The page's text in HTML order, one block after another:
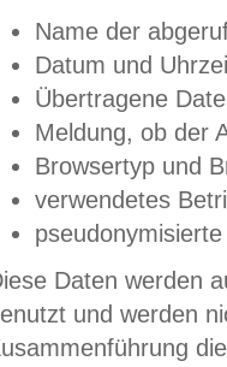
Name der
Datum und
Übertragene
Meldung, ob der
Browsertyp und
verwendetes
Daten werden
und werden